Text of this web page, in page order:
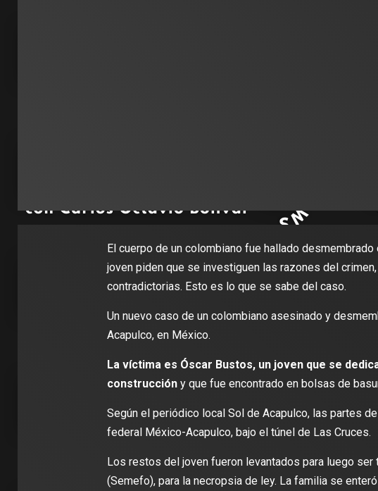
El cuerpo de un colombiano fue hallado
joven piden que se investiguen las razones del
contradictorias. Esto es lo que se sabe del caso.
Un nuevo caso de un colombiano asesinado y
Acapulco, en México.
La víctima es Óscar Bustos, un joven que se
construcción y que fue encontrado en bolsas de
Según el periódico local Sol de Acapulco, las partes
federal México-Acapulco, bajo el túnel de Las Cruces.
Los restos del joven fueron levantados para luego
(Semefo), para la necropsia de ley. La familia se